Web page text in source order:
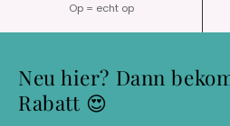
Op = echt op
Neu hier? Dann
Rabatt 😍